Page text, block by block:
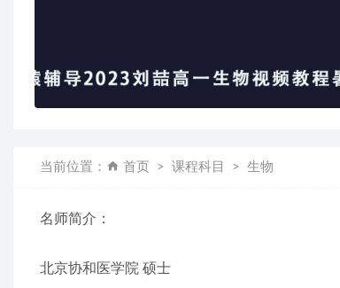
当前位置： 首页 课程科目 生物
名师简介：
北京协和医学院 硕士